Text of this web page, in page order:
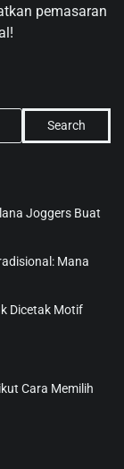
pemasaran
Search
Joggers Buat
Mana
Dicetak Motif
Cara Memilih